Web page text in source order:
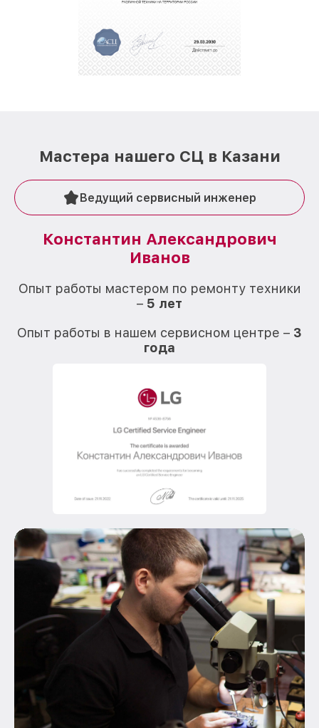
Мастера нашего СЦ в Казани
Ведущий сервисный инженер
Константин Александрович
Иванов
Опыт работы мастером по ремонту техники
– 5 лет
Опыт работы в нашем сервисном центре – 3
года